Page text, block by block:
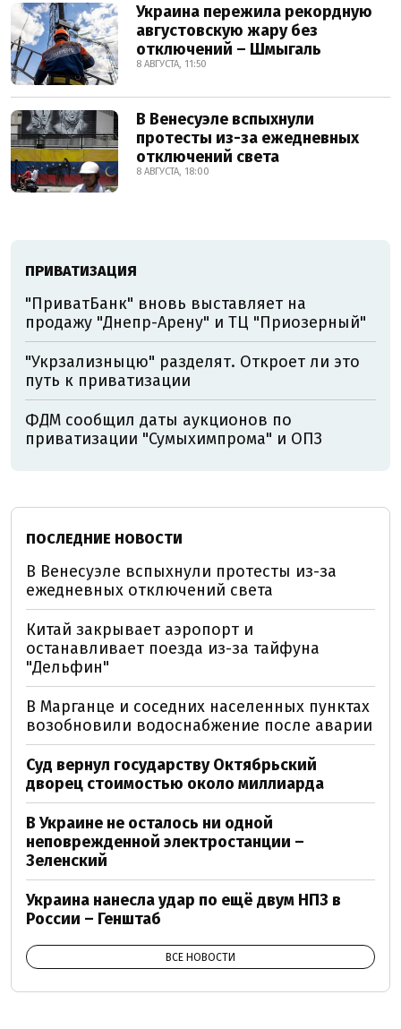
Украина пережила рекордную
августовскую жару без
отключений – Шмыгаль
8 АВГУСТА, 11:50
В Венесуэле вспыхнули
протесты из-за ежедневных
отключений света
8 АВГУСТА, 18:00
ПРИВАТИЗАЦИЯ
"ПриватБанк" вновь выставляет на
продажу "Днепр-Арену" и ТЦ "Приозерный"
"Укрзализныцю" разделят. Откроет ли это
путь к приватизации
ФДМ сообщил даты аукционов по
приватизации "Сумыхимпрома" и ОПЗ
ПОСЛЕДНИЕ НОВОСТИ
В Венесуэле вспыхнули протесты из-за
ежедневных отключений света
Китай закрывает аэропорт и
останавливает поезда из-за тайфуна
"Дельфин"
В Марганце и соседних населенных пунктах
возобновили водоснабжение после аварии
Суд вернул государству Октябрьский
дворец стоимостью около миллиарда
В Украине не осталось ни одной
неповрежденной электростанции –
Зеленский
Украина нанесла удар по ещё двум НПЗ в
России – Генштаб
ВСЕ НОВОСТИ